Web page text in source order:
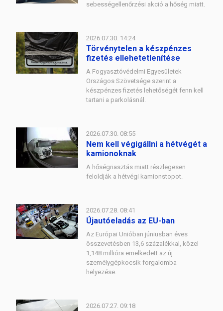
sebességellenőrzési akció a hőség miatt.
2026.07.30. 14:24
Törvénytelen a készpénzes
fizetés ellehetetlenítése
A Fogyasztóvédelmi Egyesületek
Országos Szövetsége szerint a
készpénzes fizetés lehetőségét fenn kell
tartani a parkolásnál.
2026.07.30. 08:55
Nem kell végigállni a hétvégét a
kamionoknak
A hőségriasztás miatt részlegesen
feloldják a hétvégi kamionstopot.
2026.07.28. 08:41
Újautóeladás az EU-ban
Az Európai Unióban júniusban éves
összevetésben 13,6 százalékkal, közel
1,148 millióra emelkedett az új
személygépkocsik forgalomba
helyezése.
2026.07.27. 09:18